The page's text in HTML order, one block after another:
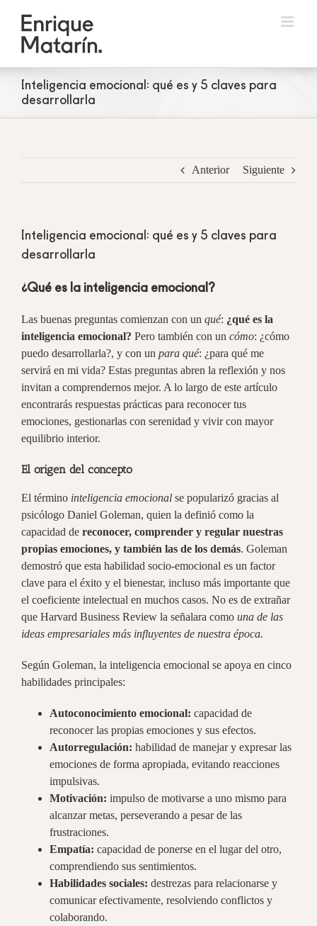
content
Inteligencia emocional: qué es y 5 claves para
desarrollarla
Anterior Siguiente
Inteligencia emocional: qué es y 5 claves para
desarrollarla
¿Qué es la inteligencia emocional?
Las buenas preguntas comienzan con un qué: ¿qué es la
inteligencia emocional? Pero también con un cómo: ¿cómo
puedo desarrollarla?, y con un para qué: ¿para qué me
servirá en mi vida? Estas preguntas abren la reflexión y nos
invitan a comprendernos mejor. A lo largo de este artículo
encontrarás respuestas prácticas para reconocer tus
emociones, gestionarlas con serenidad y vivir con mayor
equilibrio interior.
El origen del concepto
El término inteligencia emocionalse popularizó gracias al
psicólogo Daniel Goleman, quien la definió como la
capacidad de reconocer, comprender y regular nuestras
propias emociones, y también las de los demás. Goleman
demostró que esta habilidad socio-emocional es un factor
clave para el éxito y el bienestar, incluso más importante que
el coeficiente intelectual en muchos casos. No es de extrañar
que Harvard Business Review la señalara como una de las
ideas empresariales más influyentes de nuestra época.
Según Goleman, la inteligencia emocional se apoya en cinco
habilidades principales:
Autoconocimiento emocional: capacidad de
reconocer las propias emociones y sus efectos.
Autorregulación: habilidad de manejar y expresar las
emociones de forma apropiada, evitando reacciones
impulsivas.
Motivación: impulso de motivarse a uno mismo para
alcanzar metas, perseverando a pesar de las
frustraciones.
Empatía: capacidad de ponerse en el lugar del otro,
comprendiendo sus sentimientos.
Habilidades sociales: destrezas para relacionarse y
comunicar efectivamente, resolviendo conflictos y
colaborando.